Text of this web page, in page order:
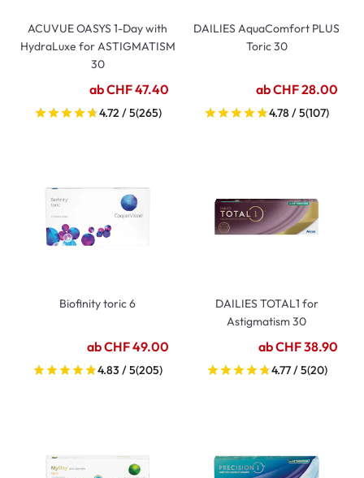
ACUVUE OASYS 1-Day with
HydraLuxe for ASTIGMATISM
30
ab CHF 47.40
4.72 / 5(265)
DAILIES AquaComfort PLUS
Toric 30
ab CHF 28.00
4.78 / 5(107)
Biofinity toric 6
ab CHF 49.00
4.83 / 5(205)
DAILIES TOTAL1 for
Astigmatism 30
ab CHF 38.90
4.77 / 5(20)